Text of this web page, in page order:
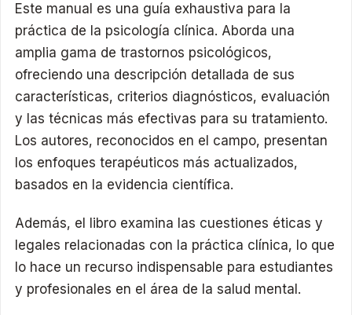
Este manual es una guía exhaustiva para la
práctica de la psicología clínica. Aborda una
amplia gama de trastornos psicológicos,
ofreciendo una descripción detallada de sus
características, criterios diagnósticos, evaluación
y las técnicas más efectivas para su tratamiento.
Los autores, reconocidos en el campo, presentan
los enfoques terapéuticos más actualizados,
basados en la evidencia científica.
Además, el libro examina las cuestiones éticas y
legales relacionadas con la práctica clínica, lo que
lo hace un recurso indispensable para estudiantes
y profesionales en el área de la salud mental.